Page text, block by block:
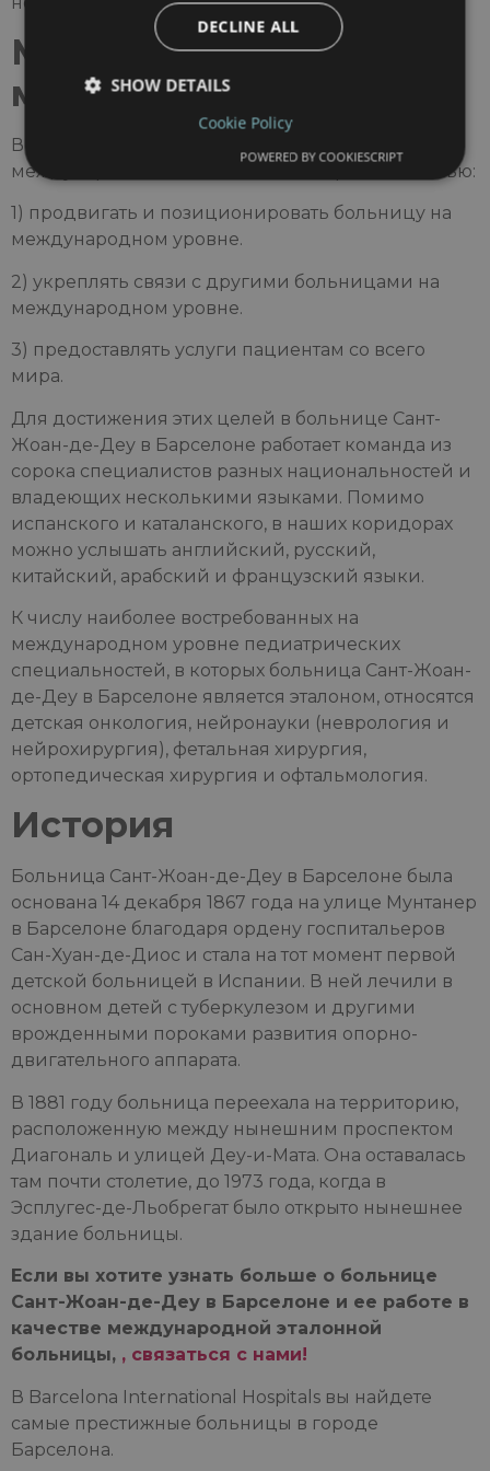
Международный
масштаб
В 2013 году было создано подразделение
международного менеджмента с тройной целью:
1) продвигать и позиционировать больницу на
международном уровне.
2) укреплять связи с другими больницами на
международном уровне.
3) предоставлять услуги пациентам со всего
мира.
Для достижения этих целей в больнице Сант-
Жоан-де-Деу в Барселоне работает команда из
сорока специалистов разных национальностей и
владеющих несколькими языками. Помимо
испанского и каталанского, в наших коридорах
можно услышать английский, русский,
китайский, арабский и французский языки.
К числу наиболее востребованных на
международном уровне педиатрических
специальностей, в которых больница Сант-Жоан-
де-Деу в Барселоне является эталоном, относятся
детская онкология, нейронауки (неврология и
нейрохирургия), фетальная хирургия,
ортопедическая хирургия и офтальмология.
История
Больница Сант-Жоан-де-Деу в Барселоне была
основана 14 декабря 1867 года на улице Мунтанер
в Барселоне благодаря ордену госпитальеров
Сан-Хуан-де-Диос и стала на тот момент первой
детской больницей в Испании. В ней лечили в
основном детей с туберкулезом и другими
врожденными пороками развития опорно-
двигательного аппарата.
В 1881 году больница переехала на территорию,
расположенную между нынешним проспектом
Диагональ и улицей Деу-и-Мата. Она оставалась
там почти столетие, до 1973 года, когда в
Эсплугес-де-Льобрегат было открыто нынешнее
здание больницы.
Если вы хотите узнать больше о больнице
Сант-Жоан-де-Деу в Барселоне и ее работе в
качестве международной эталонной
больницы, , связаться с нами!
В Barcelona International Hospitals вы найдете
самые престижные больницы в городе
Барселона.
DECLINE ALL
SHOW DETAILS
Cookie Policy
POWERED BY COOKIESCRIPT